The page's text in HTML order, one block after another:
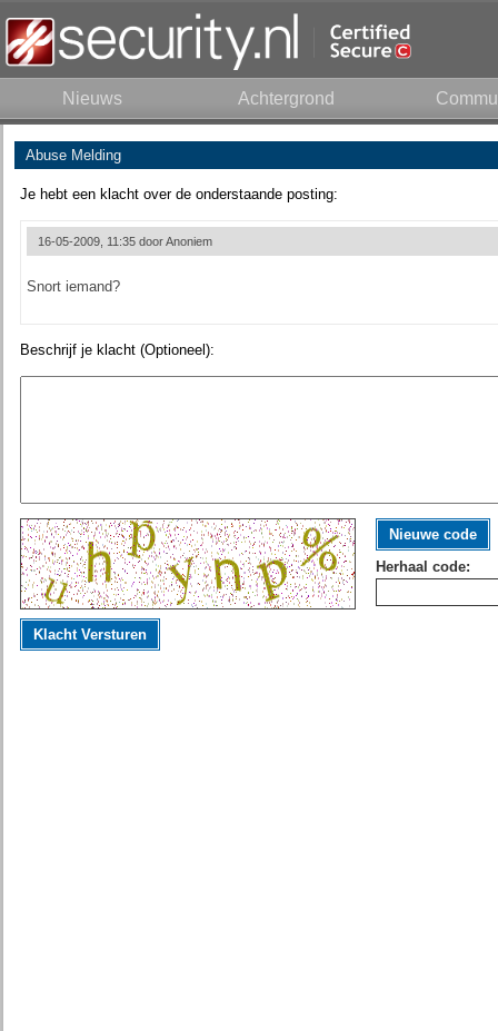
Nieuws Achtergrond
Abuse Melding
Je hebt een klacht over de onderstaande posting:
16-05-2009, 11:35 doorAnoniem
Snort iemand?
Beschrijf je klacht (Optioneel):
Nieuwe code
Herhaal code:
Klacht Versturen